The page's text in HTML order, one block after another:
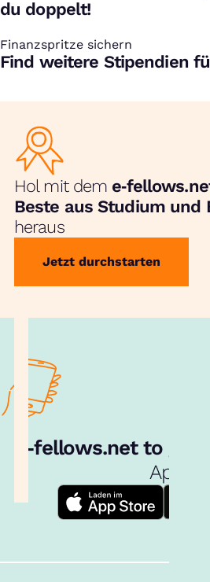
du doppelt!
Finanzspritze sichern
:
Find weitere Stipendien
Hol mit dem
Beste aus Studium und
heraus
Jetzt durchstarten
e‑fellows.net to go:
App!